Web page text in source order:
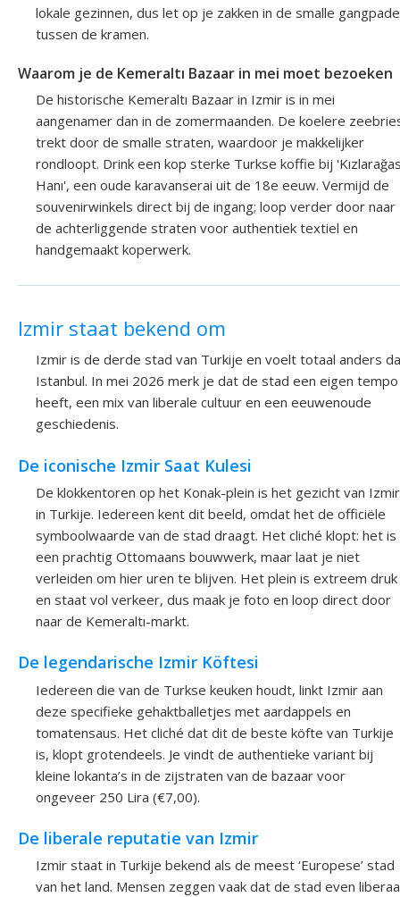
lokale gezinnen, dus let op je zakken in de smalle
tussen de kramen.
Waarom je de Kemeraltı Bazaar in mei moet bezoeken
De historische Kemeraltı Bazaar in Izmir is in mei
aangenamer dan in de zomermaanden. De koelere
trekt door de smalle straten, waardoor je makkelijker
rondloopt. Drink een kop sterke Turkse koffie bij
Hanı', een oude karavanserai uit de 18e eeuw. Vermijd de
souvenirwinkels direct bij de ingang; loop verder door naar
de achterliggende straten voor authentiek textiel en
handgemaakt koperwerk.
Izmir staat bekend om
Izmir is de derde stad van Turkije en voelt totaal anders
Istanbul. In mei 2026 merk je dat de stad een eigen tempo
heeft, een mix van liberale cultuur en een eeuwenoude
geschiedenis.
De iconische Izmir Saat Kulesi
De klokkentoren op het Konak-plein is het gezicht van Izmir
in Turkije. Iedereen kent dit beeld, omdat het de officiële
symboolwaarde van de stad draagt. Het cliché klopt: het is
een prachtig Ottomaans bouwwerk, maar laat je niet
verleiden om hier uren te blijven. Het plein is extreem druk
en staat vol verkeer, dus maak je foto en loop direct door
naar de Kemeraltı-markt.
De legendarische Izmir Köftesi
Iedereen die van de Turkse keuken houdt, linkt Izmir aan
deze specifieke gehaktballetjes met aardappels en
tomatensaus. Het cliché dat dit de beste köfte van Turkije
is, klopt grotendeels. Je vindt de authentieke variant bij
kleine lokanta’s in de zijstraten van de bazaar voor
ongeveer 250 Lira (€7,00).
De liberale reputatie van Izmir
Izmir staat in Turkije bekend als de meest ‘Europese’ stad
van het land. Mensen zeggen vaak dat de stad even